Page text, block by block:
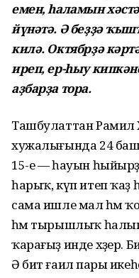
емен, һаламын
йүнәтә. Ә беҙҙә
килә. Октябрҙә
иреп, ер-һыу
аҙбарҙа тора.
Ташбулаттан Рамил
хужалығында 24
15-е — һауын
һарыҡ, күп итеп ҡаҙ
сама ишле мал һәм
һәм тырышлыҡ һалына
ҡарағыҙ инде хәҙер.
Ә бит ғаилә пары